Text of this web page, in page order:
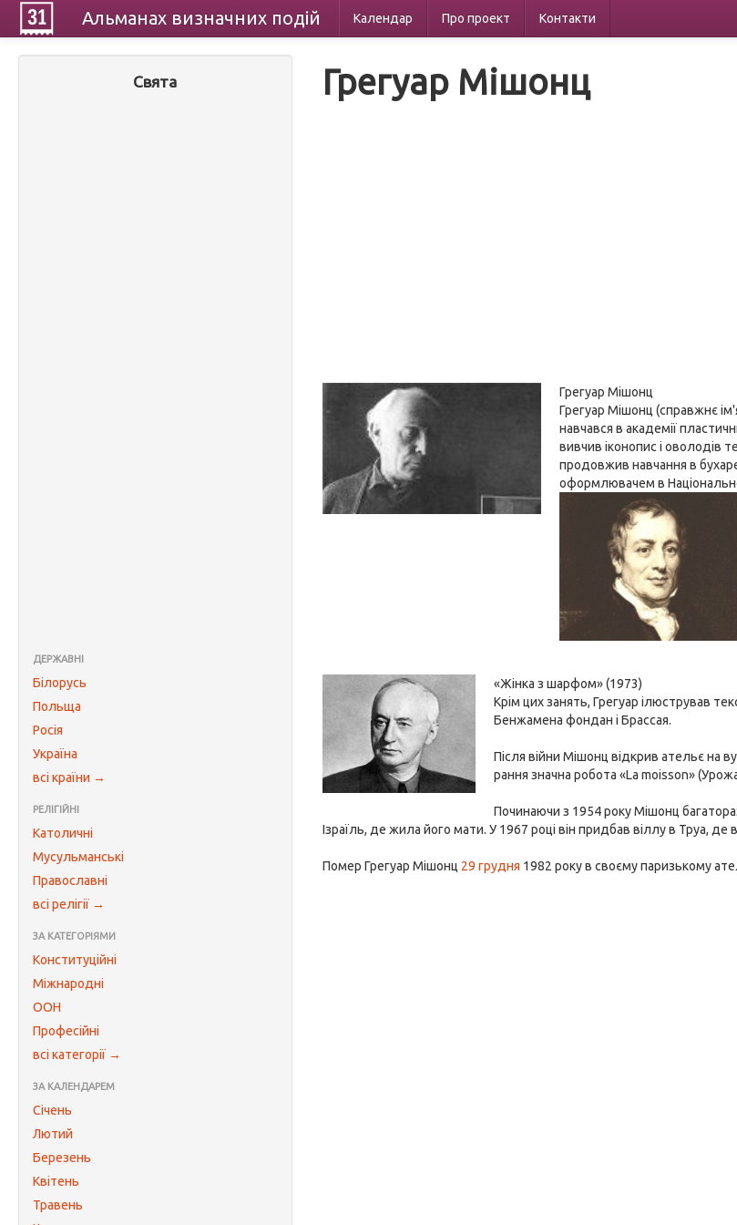
Альманах визначних подій Календар Про проект Контакти
Свята
ДЕРЖАВНІ
Білорусь
Польща
Росія
Україна
всі країни →
РЕЛІГІЙНІ
Католичні
Мусульманські
Православні
всі релігії →
ЗА КАТЕГОРІЯМИ
Конституційні
Міжнародні
ООН
Професійні
всі категорії →
ЗА КАЛЕНДАРЕМ
Січень
Лютий
Березень
Квітень
Травень
Грегуар Мішонц
Грегуар Мішонц
Грегуар Мішонц (справжнє
навчався в академії
вивчив іконопис і оволодів
продовжив навчання в
оформлювачем в
«Жінка з шарфом» (1973)
Крім цих занять, Грегуар ілюстрував
Бенжамена фондан і Брассая.
Після війни Мішонц відкрив ательє на
рання значна робота «La moisson»
Починаючи з 1954 року Мішонц
Ізраїль, де жила його мати. У 1967 році він придбав віллу в Труа,
Помер Грегуар Мішонц 29 грудня 1982 року в своєму паризькому